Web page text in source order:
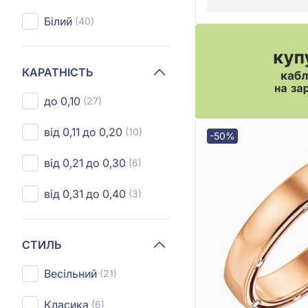
Білий (40)
КАРАТНІСТЬ
до 0,10 (27)
від 0,11 до 0,20 (10)
від 0,21 до 0,30 (6)
від 0,31 до 0,40 (3)
СТИЛЬ
Весільний (21)
Класика (6)
-50%